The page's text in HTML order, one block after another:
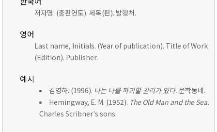
저자명. (출판연도). 제목(판). 발행처.
영어
Last name, Initials. (Year of publication). Title of Work
(Edition). Publisher.
예시
김영하. (1996). 나는 나를 파괴할 권리가 있다. 문학동네.
Hemingway, E. M. (1952). The Old Man and the Sea.
Charles Scribner's sons.